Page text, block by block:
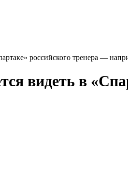
российского тренера —
видеть в